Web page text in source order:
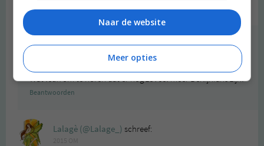
degroenemeisjesschreef:
Wat leuk om te horen dat er nog zoveel meer Berlijnfans zijn!
Beantwoorden
Lalagè (@Lalage_) schreef:
Naar de website
Meer opties